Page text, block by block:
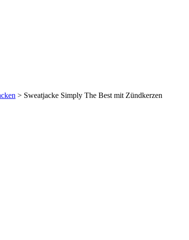
> Sweatjacke Simply The Best mit Zündkerzen